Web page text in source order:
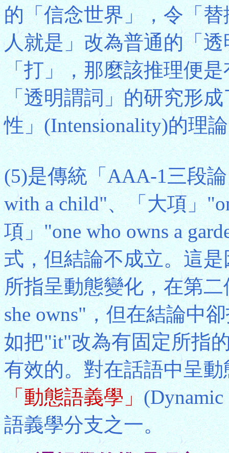
的「信念世界」，令「
人就是」改為普通的「透
「打」，那麼該推理便
「透明謂詞」的研究形
性」(Intensionality)的理
(5)是傳統「AAA-1三段
with a child"、「大項」
項」"one who owns a
式，但結論不成立。這
所指呈動態變化，在第二
she owns"，但在結論中
如把"it"改為有固定所指
有效的。對在話語中呈
「動態語義學」
語義學分支之一。